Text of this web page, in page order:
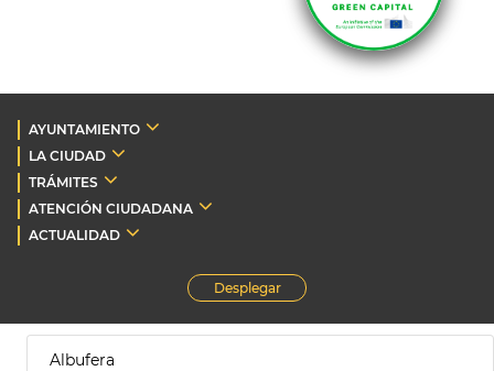
AYUNTAMIENTO
LA CIUDAD
TRÁMITES
ATENCIÓN CIUDADANA
ACTUALIDAD
Desplegar
Albufera